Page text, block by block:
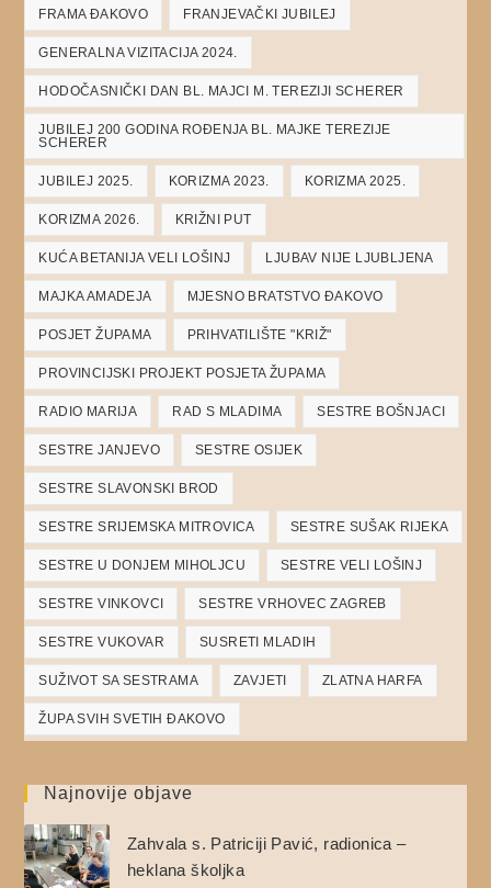
FRAMA ĐAKOVO FRANJEVAČKI JUBILEJ
GENERALNA VIZITACIJA 2024.
HODOČASNIČKI DAN BL. MAJCI M. TEREZIJI SCHERER
JUBILEJ 200 GODINA ROĐENJA BL. MAJKE TEREZIJE
SCHERER
JUBILEJ 2025. KORIZMA 2023. KORIZMA 2025.
KORIZMA 2026. KRIŽNI PUT
KUĆA BETANIJA VELI LOŠINJ LJUBAV NIJE LJUBLJENA
MAJKA AMADEJA MJESNO BRATSTVO ĐAKOVO
POSJET ŽUPAMA PRIHVATILIŠTE "KRIŽ"
PROVINCIJSKI PROJEKT POSJETA ŽUPAMA
RADIO MARIJA RAD S MLADIMA SESTRE BOŠNJACI
SESTRE JANJEVO SESTRE OSIJEK
SESTRE SLAVONSKI BROD
SESTRE SRIJEMSKA MITROVICA SESTRE SUŠAK RIJEKA
SESTRE U DONJEM MIHOLJCU SESTRE VELI LOŠINJ
SESTRE VINKOVCI SESTRE VRHOVEC ZAGREB
SESTRE VUKOVAR SUSRETI MLADIH
SUŽIVOT SA SESTRAMA ZAVJETI ZLATNA HARFA
ŽUPA SVIH SVETIH ĐAKOVO
Najnovije objave
Zahvala s. Patriciji Pavić, radionica –
heklana školjka